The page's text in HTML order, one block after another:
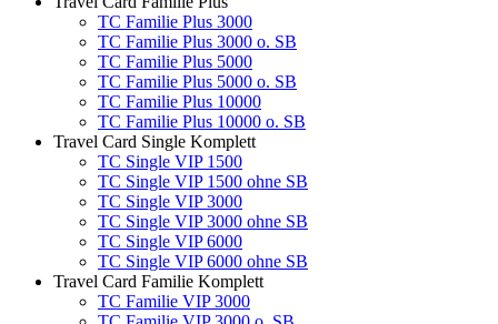
TC Familie Plus 3000
TC Familie Plus 3000 o. SB
TC Familie Plus 5000
TC Familie Plus 5000 o. SB
TC Familie Plus 10000
TC Familie Plus 10000 o. SB
Travel Card Single Komplett
TC Single VIP 1500
TC Single VIP 1500 ohne SB
TC Single VIP 3000
TC Single VIP 3000 ohne SB
TC Single VIP 6000
TC Single VIP 6000 ohne SB
Travel Card Familie Komplett
TC Familie VIP 3000